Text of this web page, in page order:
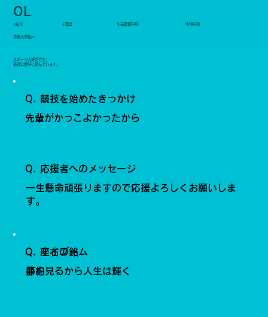
OL
3年生 千葉県 生命環境学群 生物学類
専修大学松戸
Q. 競技を始めたきっかけ
先輩がかっこよかったから
夢を見るから人生は輝く
Q. 座右の銘
節約
Q. マイブーム
Q. 応援者へのメッセージ
一生懸命頑張りますので応援よろしくお願いしま
す。
スポーツ大好きです。
最近は勉学に励んでいます。